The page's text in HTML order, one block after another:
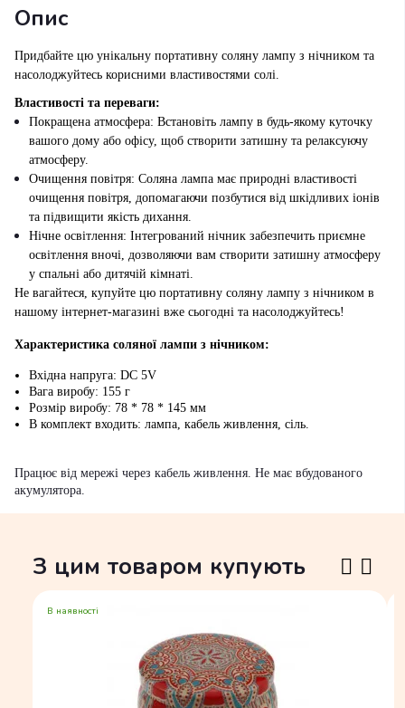
Опис
Придбайте цю унікальну портативну соляну лампу з нічником та
насолоджуйтесь корисними властивостями солі.
Властивості та переваги:
Покращена атмосфера: Встановіть лампу в будь-якому куточку
вашого дому або офісу, щоб створити затишну та релаксуючу
атмосферу.
Очищення повітря: Соляна лампа має природні властивості
очищення повітря, допомагаючи позбутися від шкідливих іонів
та підвищити якість дихання.
Нічне освітлення: Інтегрований нічник забезпечить приємне
освітлення вночі, дозволяючи вам створити затишну атмосферу
у спальні або дитячій кімнаті.
Не вагайтеся, купуйте цю портативну соляну лампу з нічником в
нашому інтернет-магазині вже сьогодні та насолоджуйтесь!
Характеристика соляної лампи з нічником:
Вхідна напруга: DC 5V
Вага виробу: 155 г
Розмір виробу: 78 * 78 * 145 мм
В комплект входить: лампа, кабель живлення, сіль.
Працює від мережі через кабель живлення. Не має вбудованого
акумулятора.
З цим товаром купують
В наявності